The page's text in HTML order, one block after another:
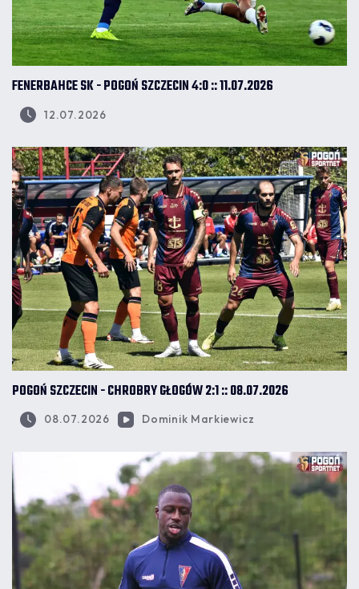
FENERBAHCE SK - POGOŃ SZCZECIN 4:0 :: 11.07.2026
12.07.2026
POGOŃ SZCZECIN - CHROBRY GŁOGÓW 2:1 :: 08.07.2026
08.07.2026 Dominik Markiewicz